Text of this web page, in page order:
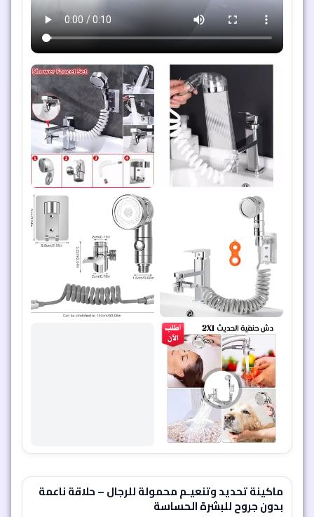
ماكينة تحديد وتنعيـم محمولة للرجال – حلاقة ناعمة
بدون جروح للبشرة الحساسة